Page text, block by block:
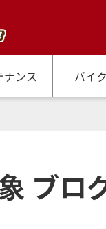
ナンス バイ
ブロ